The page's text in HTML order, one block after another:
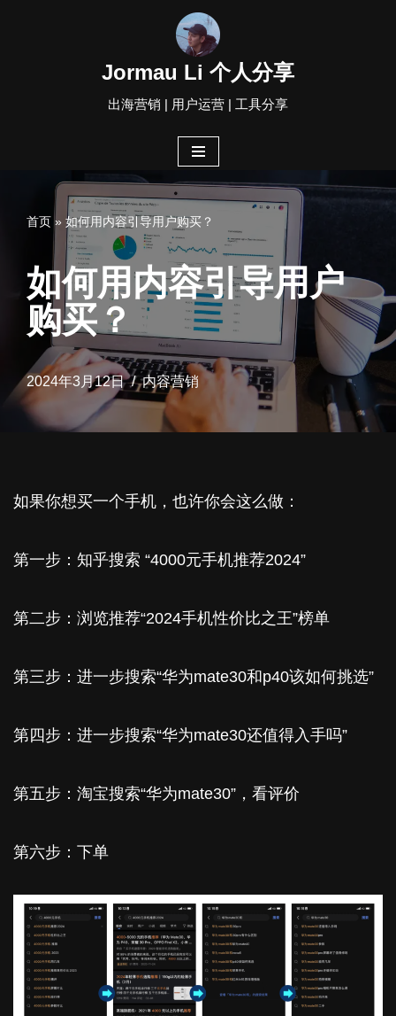
Jormau Li 个人分享
出海营销 | 用户运营 | 工具分享
首页 » 如何用内容引导用户购买？
如何用内容引导用户
购买？
2024年3月12日 内容营销
如果你想买一个手机，也许你会这么做：
第一步：知乎搜索 “4000元手机推荐2024”
第二步：浏览推荐“2024手机性价比之王”榜单
第三步：进一步搜索“华为mate30和p40该如何挑选”
第四步：进一步搜索“华为mate30还值得入手吗”
第五步：淘宝搜索“华为mate30”，看评价
第六步：下单